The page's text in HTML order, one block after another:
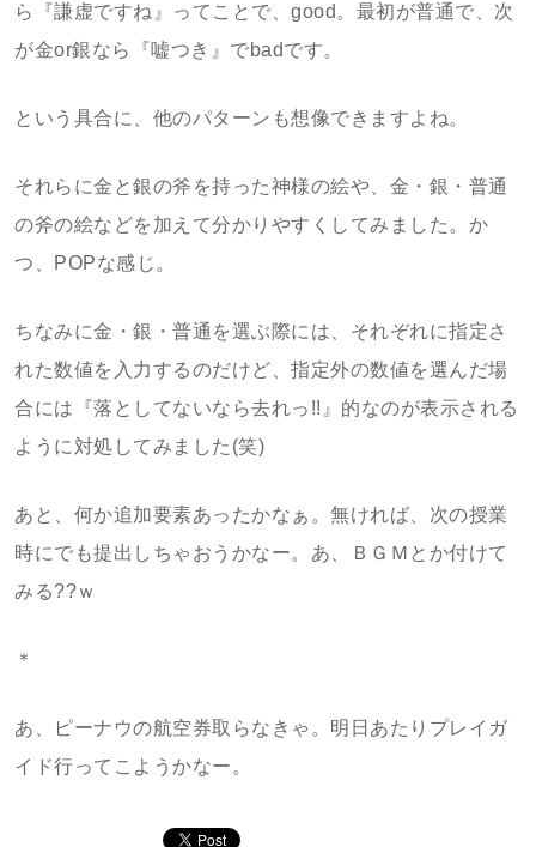
ら『謙虚ですね』ってことで、good。最初が普通で、次
が金or銀なら『嘘つき』でbadです。
という具合に、他のパターンも想像できますよね。
それらに金と銀の斧を持った神様の絵や、金・銀・普通
の斧の絵などを加えて分かりやすくしてみました。か
つ、POPな感じ。
ちなみに金・銀・普通を選ぶ際には、それぞれに指定さ
れた数値を入力するのだけど、指定外の数値を選んだ場
合には『落としてないなら去れっ!!』的なのが表示される
ように対処してみました(笑)
あと、何か追加要素あったかなぁ。無ければ、次の授業
時にでも提出しちゃおうかなー。あ、ＢＧＭとか付けて
みる??ｗ
＊
あ、ピーナウの航空券取らなきゃ。明日あたりプレイガ
イド行ってこようかなー。